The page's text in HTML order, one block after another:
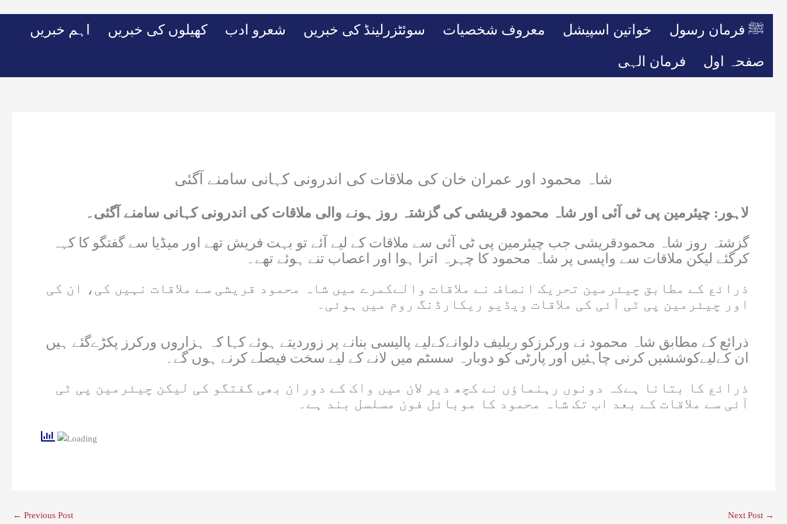
اہم خبریں کھیلوں کی خبریں شعرو ادب سوئٹزرلینڈ کی خبریں معروف شخصیات خواتین اسپیشل ﷺ فرمان رسول
فرمان الہی صفحہ اول
شاہ محمود اور عمران خان کی ملاقات کی اندرونی کہانی سامنے آگئی
لاہور: چیئرمین پی ٹی آئی اور شاہ محمود قریشی کی گزشتہ روز ہونے والی ملاقات کی اندرونی کہانی سامنے آگئی۔
گزشتہ روز شاہ محمودقریشی جب چیئرمین پی ٹی آئی سے ملاقات کے لیے آئے تو بہت فریش تھے اور میڈیا سے گفتگو کا کہہ
کرگئے لیکن ملاقات سے واپسی پر شاہ محمود کا چہرہ اترا ہوا اور اعصاب تنے ہوئے تھے۔
ذرائع کے مطابق چیئرمین تحریک انصاف نے ملاقات والےکمرے میں شاہ محمود قریشی سے ملاقات نہیں کی، ان کی
اور چیئرمین پی ٹی آئی کی ملاقات ویڈیو ریکارڈنگ روم میں ہوئی۔
ذرائع کے مطابق شاہ محمود نے ورکرزکو ریلیف دلوانےکےلیے پالیسی بنانے پر زوردیتے ہوئے کہا کہ ہزاروں ورکرز پکڑےگئے ہیں
ان کےلیےکوششیں کرنی چاہئیں اور پارٹی کو دوبارہ سسٹم میں لانے کے لیے سخت فیصلے کرنے ہوں گے۔
ذرائع کا بتانا ہےکہ دونوں رہنماؤں نے کچھ دیر لان میں واک کے دوران بھی گفتگو کی لیکن چیئرمین پی ٹی
آئی سے ملاقات کے بعد اب تک شاہ محمود کا موبائل فون مسلسل بند ہے۔
← Previous Post Next Post →